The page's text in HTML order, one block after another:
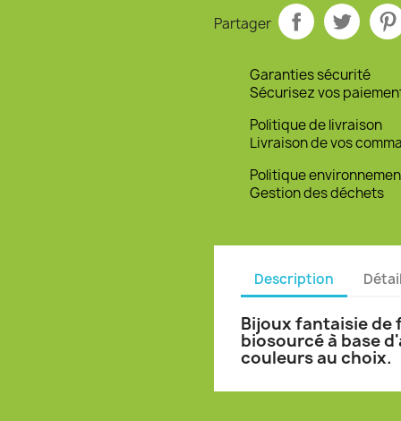
Partager
Garanties sécurité
Sécurisez vos
Politique de livraison
Livraison de vos
Politique
Gestion des déchets
Description
Bijoux fantaisie de
biosourcé à base
couleurs au choix.